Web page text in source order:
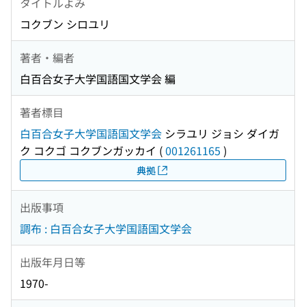
コクブン シロユリ
著者・編者
白百合女子大学国語国文学会 編
著者標目
白百合女子大学国語国文学会 シラユリ ジョシ ダイガ
ク コクゴ コクブンガッカイ (001261165 )
典拠
出版事項
調布 : 白百合女子大学国語国文学会
出版年月日等
1970-